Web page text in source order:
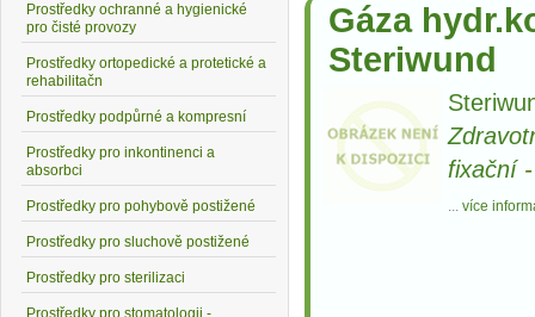
Gáza
Steriwund
fixační
... více
Prostředky ochranné a hygienické
pro čisté provozy
Prostředky ortopedické a protetické a
rehabilitačn
Prostředky podpůrné a kompresní
Prostředky pro inkontinenci a
absorbci
Prostředky pro pohybově postižené
Prostředky pro sluchově postižené
Prostředky pro sterilizaci
Prostředky pro stomatologii -